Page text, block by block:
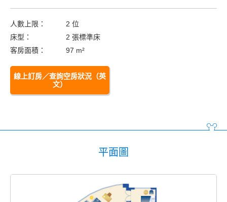
人數上限：
2 位
床型：
2 張標準床
客房面積：
97 m²
線上訂房／查詢空房狀況（英
文）
平面圖